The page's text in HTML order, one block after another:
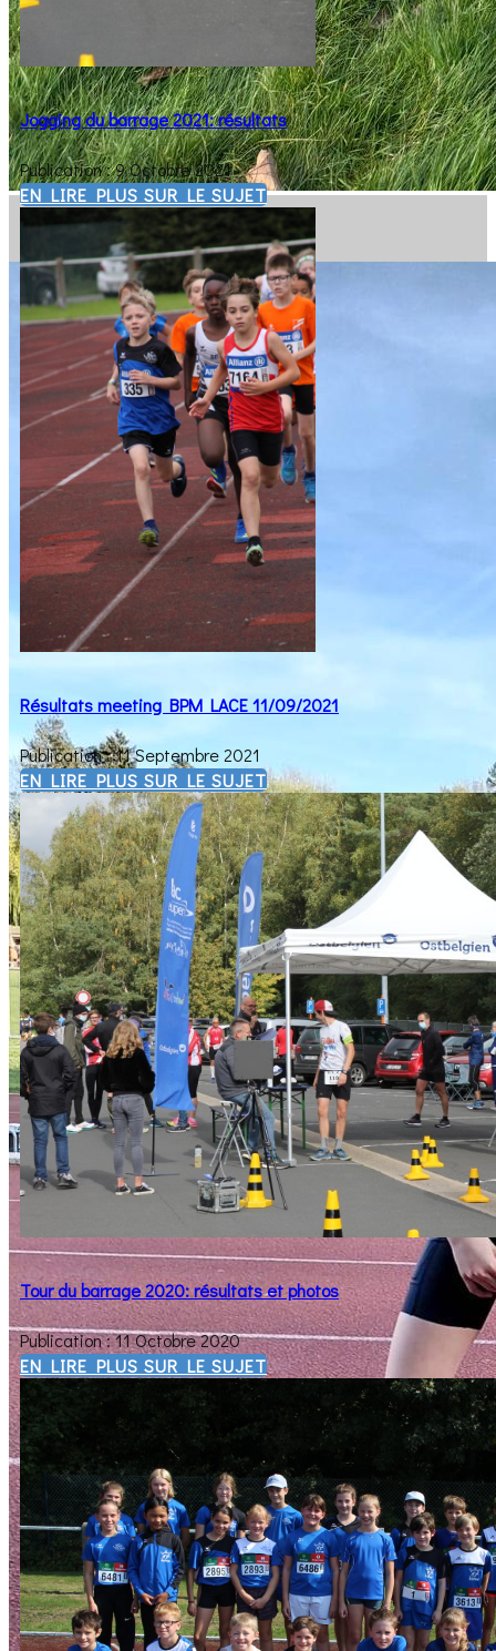
Jogging du barrage 2021: résultats
Publication : 9 Octobre 2021
EN LIRE PLUS SUR LE SUJET
Résultats meeting BPM LACE 11/09/2021
Publication : 11 Septembre 2021
EN LIRE PLUS SUR LE SUJET
Tour du barrage 2020: résultats et photos
Publication : 11 Octobre 2020
EN LIRE PLUS SUR LE SUJET